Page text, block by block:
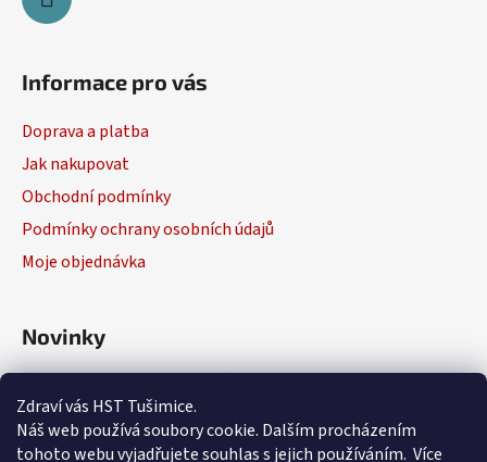
Zdraví vás HST Tušimice.
Náš web používá soubory cookie. Dalším procházením
tohoto webu vyjadřujete souhlas s jejich používáním. Více
Informace pro vás
Doprava a platba
Jak nakupovat
Obchodní podmínky
Podmínky ochrany osobních údajů
Moje objednávka
Novinky
Výběr elektrického nářadí
29.1.2026